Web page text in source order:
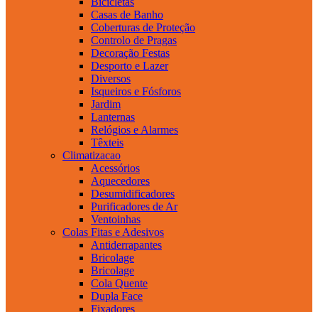
Casas de Banho
Coberturas de Proteção
Controlo de Pragas
Decoração Festas
Desporto e Lazer
Diversos
Isqueiros e Fósforos
Jardim
Lanternas
Relógios e Alarmes
Têxteis
Climatizacao
Acessórios
Aquecedores
Desumidificadores
Purificadores de Ar
Ventoinhas
Colas Fitas e Adesivos
Antiderrapantes
Bricolage
Bricolage
Cola Quente
Dupla Face
Fixadores